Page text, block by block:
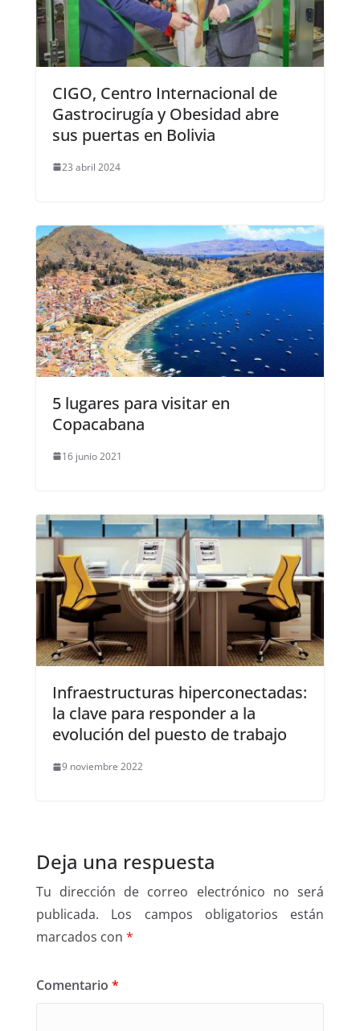
CIGO, Centro Internacional de
Gastrocirugía y Obesidad abre
sus puertas en Bolivia
23 abril 2024
5 lugares para visitar en
Copacabana
16 junio 2021
Infraestructuras hiperconectadas:
la clave para responder a la
evolución del puesto de trabajo
9 noviembre 2022
Deja una respuesta
Tu dirección de correo electrónico no será
publicada.
Los campos obligatorios están
marcados con *
Comentario *